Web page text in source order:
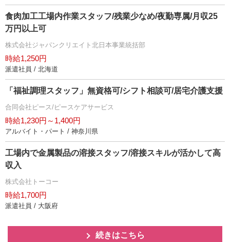
食肉加工工場内作業スタッフ/残業少なめ/夜勤専属/月収25
万円以上可
株式会社ジャパンクリエイト北日本事業統括部
時給1,250円
派遣社員 / 北海道
「福祉調理スタッフ」無資格可/シフト相談可/居宅介護支援
合同会社ピース/ピースケアサービス
時給1,230円～1,400円
アルバイト・パート / 神奈川県
工場内で金属製品の溶接スタッフ/溶接スキルが活かして高
収入
株式会社トーコー
時給1,700円
派遣社員 / 大阪府
続きはこちら